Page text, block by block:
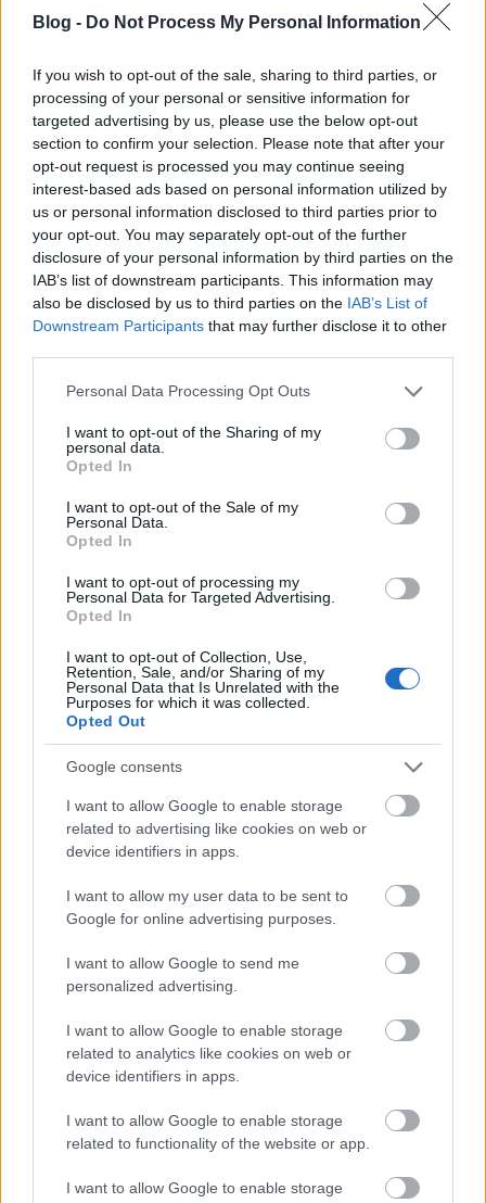
Blog - Do Not Process My Personal Information
If you wish to opt-out of the sale, sharing to third parties, or
processing of your personal or sensitive information for
targeted advertising by us, please use the below opt-out
section to confirm your selection. Please note that after your
opt-out request is processed you may continue seeing
interest-based ads based on personal information utilized by
us or personal information disclosed to third parties prior to
your opt-out. You may separately opt-out of the further
disclosure of your personal information by third parties on the
IAB’s list of downstream participants. This information may
also be disclosed by us to third parties on the IAB’s List of
Downstream Participants that may further disclose it to other
Please note that this website/app uses one or more Google
not limited to your visit or usage behaviour. You may click to
grant or deny consent to Google and its third-party tags to
use your data for below specified purposes in below Google
consent section.
Personal Data Processing Opt Outs
I want to opt-out of the Sharing of my
personal data.
Opted In
I want to opt-out of the Sale of my
Personal Data.
Opted In
I want to opt-out of processing my
Personal Data for Targeted Advertising.
Opted In
I want to opt-out of Collection, Use,
Retention, Sale, and/or Sharing of my
Personal Data that Is Unrelated with the
Purposes for which it was collected.
Opted Out
Google consents
I want to allow Google to enable storage
related to advertising like cookies on web or
device identifiers in apps.
I want to allow my user data to be sent to
Google for online advertising purposes.
I want to allow Google to send me
personalized advertising.
I want to allow Google to enable storage
related to analytics like cookies on web or
device identifiers in apps.
I want to allow Google to enable storage
related to functionality of the website or app.
I want to allow Google to enable storage
Molnár Gál Péter: Coming out (Könyv)Elolvasom a
Hollywoodban, dollártízezrekért kelt
el a magyar tervező extrém filmes
jelmeze
kovacsbalint•2020. május 21.
Flesch Andrea jelmeztervező a Fehér éjszakák
jelmezeirőlElolvasom a cikket »
Laura Marling: Song for Our
Daughter és Testament: Titans of
Creation(Lemezek)
kovacsbalint•2020. május 20.
MinikritikákElolvasom a cikket »
És akkor hirtelen két teve dugta be a
fejét az autómba
Szafaripark nyílt SzadánElolvasom a cikket »
Mindenki egyszerre menstruál, vagy
kovacsbalint•2020. május 17.
Szabó Szonja: Vércsék (Rövidfilm)Elolvasom a cikket
Egy társasjáték, amelyhez tényleg
kötelező az alkohol
kovacsbalint•2020. május 16.
Portolano (Társasjáték)Elolvasom a cikket »
Hollywood új urai: a feketék, a
melegek és a nők